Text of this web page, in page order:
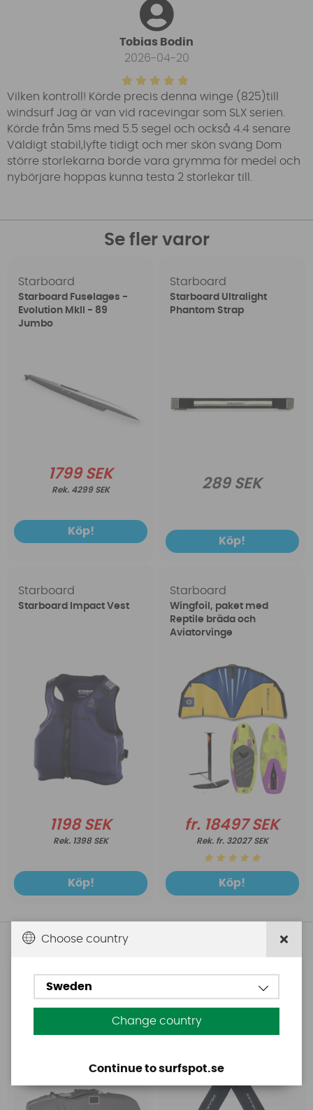
Tobias Bodin
2026-04-20
Vilken kontroll! Körde precis denna winge (825)till
windsurf Jag är van vid racevingar som SLX serien.
Körde från 5ms med 5.5 segel och också 4.4 senare
Väldigt stabil,lyfte tidigt och mer skön sväng Dom
större storlekarna borde vara grymma för medel och
nybörjare hoppas kunna testa 2 storlekar till.
Se fler varor
Starboard
Starboard Fuselages -
Evolution MkII - 89
Jumbo
1799 SEK
4299 SEK
Köp!
Starboard
Starboard Ultralight
Phantom Strap
289 SEK
Köp!
Starboard
Starboard Impact Vest
1198 SEK
1398 SEK
Köp!
Starboard
Wingfoil, paket med
Reptile bräda och
Aviatorvinge
fr. 18497 SEK
fr. 32027 SEK
Köp!
Andra köpte även
Starboard
Starboard Foil Bag
Starboard Drake V-
Accessories
Choose country
Sweden
Change country
Continue to surfspot.se